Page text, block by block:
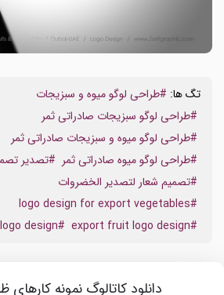
تگ ها: #طراحی لوگو میوه و سبزیجات
#طراحی لوگو سبزیجات صادراتی ثمر
#طراحی لوگو میوه و سبزیجات صادراتی ثمر
#طراحی لوگو میوه صادراتی ثمر #تصدير
#تصميم شعار لتصدير الخضروات
#logo design for export vegetables
#export fruit logo design
#samar logo design
دانلود کاتالوگ نمونه